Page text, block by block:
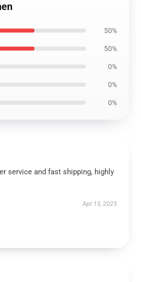
50%
50%
0%
0%
0%
service and fast shipping, highly
Apr 15, 2025